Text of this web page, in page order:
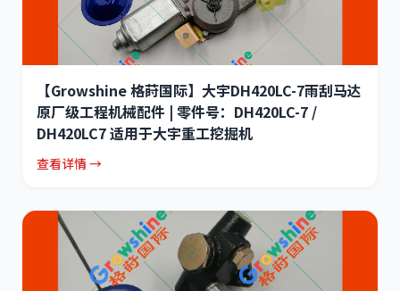
【Growshine 格莳国际】大宇DH420LC-7雨刮马达
原厂级工程机械配件 | 零件号：DH420LC-7 /
DH420LC7 适用于大宇重工挖掘机
查看详情 →